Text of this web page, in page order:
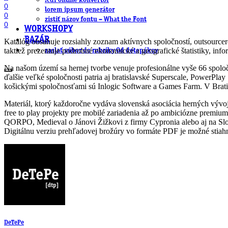
lorem ipsum generátor
zistiť názov fontu – What the Font
WORKSHOPY
BAZÁR
zaslať súbor do rubriky Od detepákov
0
0
0
Katalóg obsahuje rozsiahly zoznam aktívnych spoločností,
taktiež prezentuje podrobné ekonomické a geografické štatistiky,
Na našom území sa hernej tvorbe venuje profesionálne vyše 66
ďalšie veľké spoločnosti patria aj bratislavské Superscale,
košickými spoločnosťami sú Inlogic Software a Games Farm. V
Materiál, ktorý každoročne vydáva slovenská asociácia herných
free to play projekty pre mobilé zariadenia až po ambiciózne
QORPO, Medieval o Jánovi Žižkovi z firmy Cypronia alebo aj na
Digitálnu verziu prehľadovej brožúry vo formáte PDF je možné
DeTePe